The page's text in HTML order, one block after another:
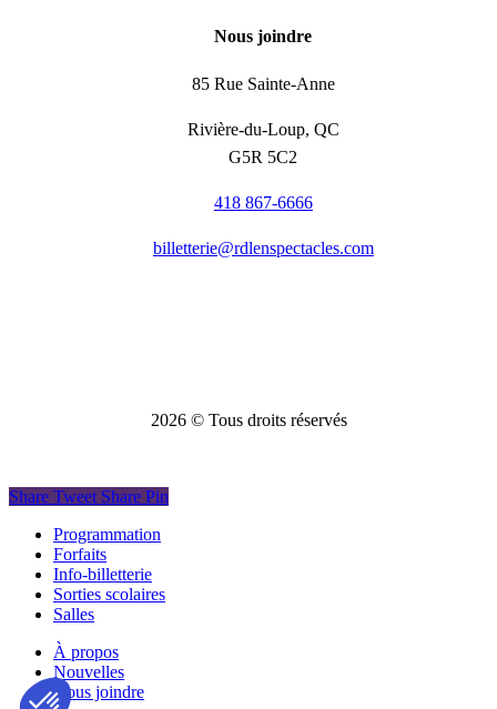
Nous joindre
85 Rue Sainte-Anne
Rivière-du-Loup, QC
G5R 5C2
418 867-6666
billetterie@rdlenspectacles.com
2026© Tous droits réservés
Share Tweet Share Pin
Close
Menu
Programmation
Forfaits
Info-billetterie
Sorties scolaires
Salles
À propos
Nouvelles
Nous joindre